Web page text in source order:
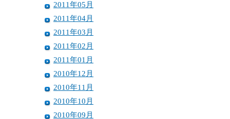
2011年05月
2011年04月
2011年03月
2011年02月
2011年01月
2010年12月
2010年11月
2010年10月
2010年09月